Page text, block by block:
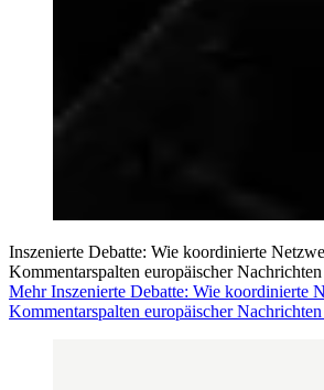
Inszenierte Debatte: Wie koordinierte
Kommentarspalten europäischer
Mehr Inszenierte Debatte: Wie koordinierte
Kommentarspalten europäischer